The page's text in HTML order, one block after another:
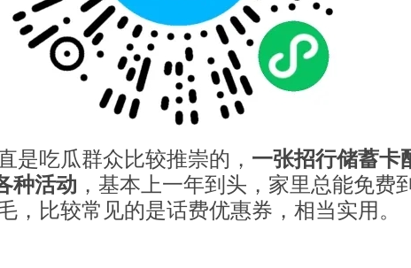
是吃瓜群众比较推崇的， 一张招行储蓄卡
种活动 ，基本上一年到头，家里总能免费
，比较常见的是话费优惠券，相当实用。